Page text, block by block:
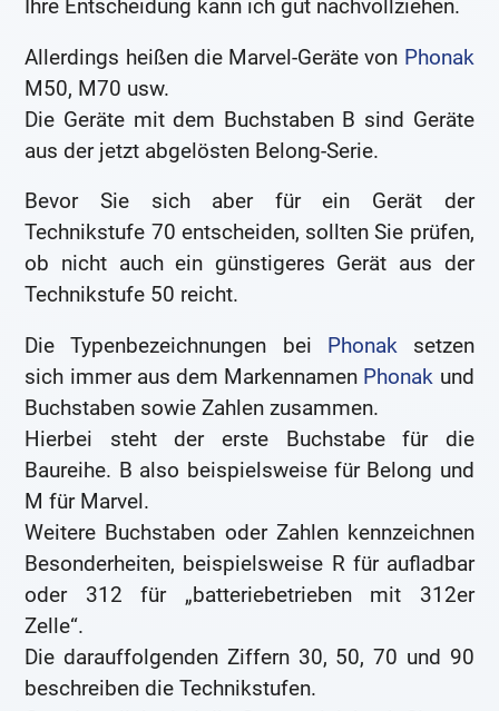
Ihre Entscheidung kann ich gut nachvollziehen.
Allerdings heißen die Marvel-Geräte von Phonak
M50, M70 usw.
Die Geräte mit dem Buchstaben B sind Geräte
aus der jetzt abgelösten Belong-Serie.
Bevor Sie sich aber für ein Gerät der
Technikstufe 70 entscheiden, sollten Sie prüfen,
ob nicht auch ein günstigeres Gerät aus der
Technikstufe 50 reicht.
Die Typenbezeichnungen bei Phonaksetzen
sich immer aus dem Markennamen Phonak und
Buchstaben sowie Zahlen zusammen.
Hierbei steht der erste Buchstabe für die
Baureihe. B also beispielsweise für Belong und
M für Marvel.
Weitere Buchstaben oder Zahlen kennzeichnen
Besonderheiten, beispielsweise R für aufladbar
oder 312 für „batteriebetrieben mit 312er
Zelle“.
Die darauffolgenden Ziffern 30, 50, 70 und 90
beschreiben die Technikstufen.